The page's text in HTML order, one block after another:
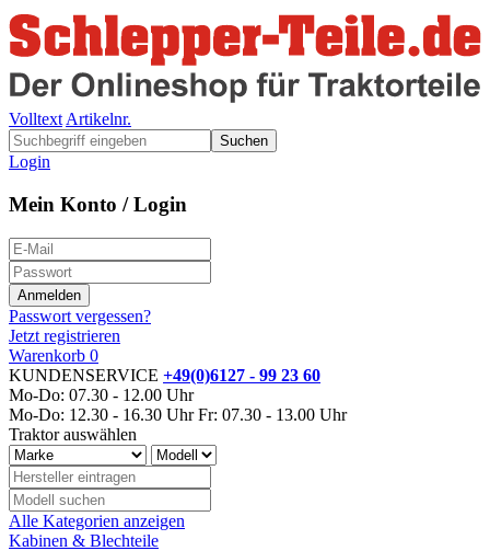
Volltext Artikelnr.
Suchen
Login
Mein Konto / Login
Passwort vergessen?
Jetzt registrieren
Warenkorb 0
KUNDENSERVICE +49(0)6127 - 99 23 60
Mo-Do: 07.30 - 12.00 Uhr
Mo-Do: 12.30 - 16.30 Uhr Fr: 07.30 - 13.00 Uhr
Traktor auswählen
Alle Kategorien anzeigen
Kabinen & Blechteile